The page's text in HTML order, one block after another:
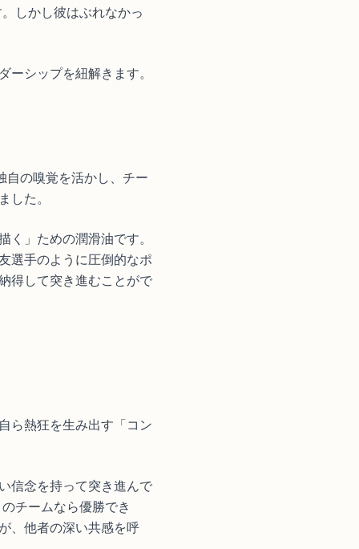
しかし彼はぶれなかっ
シップを紐解きます。
自の嗅覚を活かし、チー
した。
」ための潤滑油です。
選手のように圧倒的なポ
得して突き進むことがで
ら熱狂を生み出す「コン
信念を持って突き進んで
チームなら優勝でき
、他者の深い共感を呼